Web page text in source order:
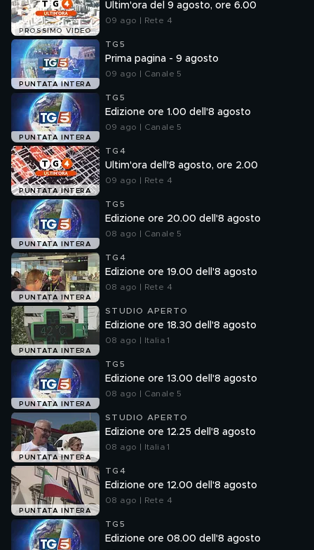
PROSSIMO VIDEO
Ultim'ora del 9 agosto, ore 6.00
09 ago | Rete 4
PUNTATA INTERA
TG5
Prima pagina - 9 agosto
09 ago | Canale 5
PUNTATA INTERA
TG5
Edizione ore 1.00 dell'8 agosto
09 ago | Canale 5
PUNTATA INTERA
TG4
Ultim'ora dell'8 agosto, ore 2.00
09 ago | Rete 4
PUNTATA INTERA
TG5
Edizione ore 20.00 dell'8 agosto
08 ago | Canale 5
PUNTATA INTERA
TG4
Edizione ore 19.00 dell'8 agosto
08 ago | Rete 4
PUNTATA INTERA
STUDIO APERTO
Edizione ore 18.30 dell'8 agosto
08 ago | Italia 1
PUNTATA INTERA
TG5
Edizione ore 13.00 dell'8 agosto
08 ago | Canale 5
PUNTATA INTERA
STUDIO APERTO
Edizione ore 12.25 dell'8 agosto
08 ago | Italia 1
PUNTATA INTERA
TG4
Edizione ore 12.00 dell'8 agosto
08 ago | Rete 4
TG5
Edizione ore 08.00 dell'8 agosto